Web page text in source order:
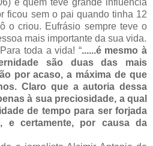
ficou sem o pai quando tinha 12
o criou. Eufrásio sempre teve o
mais importante da sua vida.
toda a vida! “......é mesmo à
são duas das mais
por acaso, a máxima de que
Claro que a autoria dessa
à sua preciosidade, a qual
de tempo para ser forjada
e certamente, por causa da